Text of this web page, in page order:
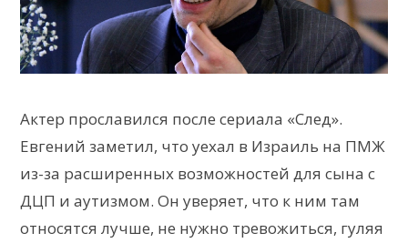
Актер прославился после сериала «След».
Евгений заметил, что уехал в Израиль на ПМЖ
из-за расширенных возможностей для сына с
ДЦП и аутизмом. Он уверяет, что к ним там
относятся лучше, не нужно тревожиться, гуляя